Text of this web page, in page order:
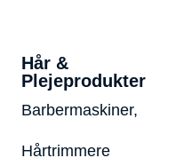
Hår &
Plejeprodukter
Barbermaskiner,
Hårtrimmere